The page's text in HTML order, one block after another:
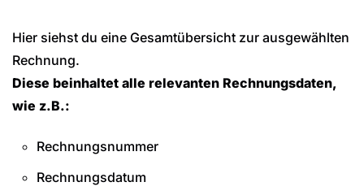
Hier siehst du eine Gesamtübersicht zur ausgewählten
Rechnung.
Diese beinhaltet alle relevanten Rechnungsdaten,
wie z.B.:
Rechnungsnummer
Rechnungsdatum